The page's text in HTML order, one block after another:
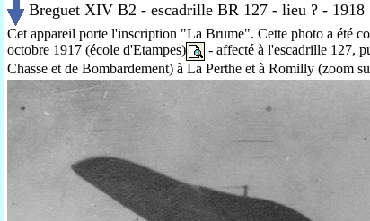
Breguet XIV B2 - escadrille BR 127 - lieu ? - 1918
Cet appareil porte l'inscription "La Brume". Cette photo a été
octobre 1917 (école d'Etampes)
- affecté à l'escadrille 127,
Chasse et de Bombardement) à La Perthe et à Romilly (zoom